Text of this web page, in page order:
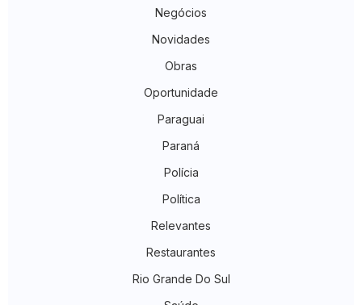
Negócios
Novidades
Obras
Oportunidade
Paraguai
Paraná
Polícia
Política
Relevantes
Restaurantes
Rio Grande Do Sul